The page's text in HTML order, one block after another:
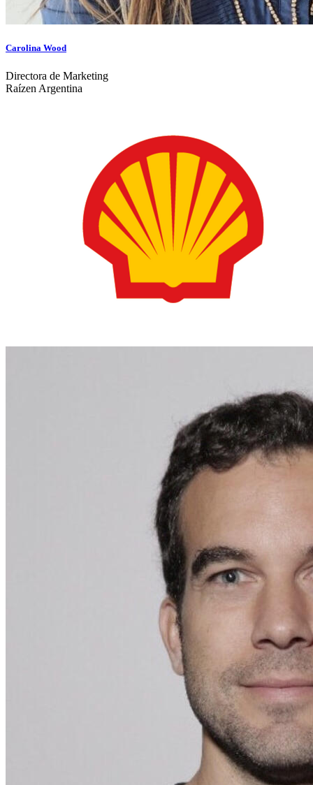
Carolina Wood
Directora de Marketing
Raízen Argentina